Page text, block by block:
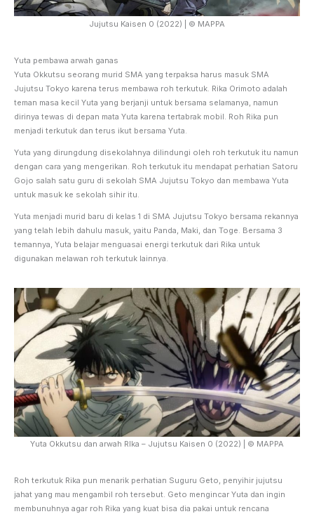
Jujutsu Kaisen 0 (2022) | © MAPPA
Yuta pembawa arwah ganas
Yuta Okkutsu seorang murid SMA yang terpaksa harus masuk SMA
Jujutsu Tokyo karena terus membawa roh terkutuk. Rika Orimoto adalah
teman masa kecil Yuta yang berjanji untuk bersama selamanya, namun
dirinya tewas di depan mata Yuta karena tertabrak mobil. Roh Rika pun
menjadi terkutuk dan terus ikut bersama Yuta.
Yuta yang dirungdung disekolahnya dilindungi oleh roh terkutuk itu namun
dengan cara yang mengerikan. Roh terkutuk itu mendapat perhatian Satoru
Gojo salah satu guru di sekolah SMA Jujutsu Tokyo dan membawa Yuta
untuk masuk ke sekolah sihir itu.
Yuta menjadi murid baru di kelas 1 di SMA Jujutsu Tokyo bersama rekannya
yang telah lebih dahulu masuk, yaitu Panda, Maki, dan Toge. Bersama 3
temannya, Yuta belajar menguasai energi terkutuk dari Rika untuk
digunakan melawan roh terkutuk lainnya.
Yuta Okkutsu dan arwah RIka – Jujutsu Kaisen 0 (2022) | © MAPPA
Roh terkutuk Rika pun menarik perhatian Suguru Geto, penyihir jujutsu
jahat yang mau mengambil roh tersebut. Geto mengincar Yuta dan ingin
membunuhnya agar roh Rika yang kuat bisa dia pakai untuk rencana